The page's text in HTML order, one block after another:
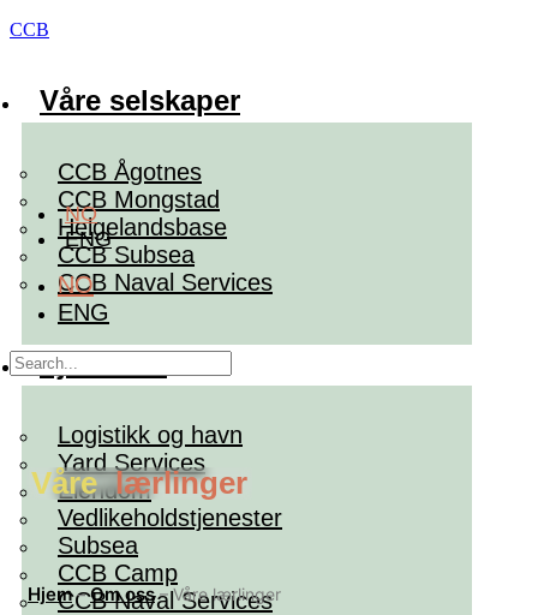
CCB
Våre selskaper
CCB Ågotnes
CCB Mongstad
Helgelandsbase
CCB Subsea
CCB Naval Services
Tjenester
Logistikk og havn
Yard Services
Eiendom
Vedlikeholdstjenester
Subsea
CCB Camp
CCB Naval Services
NO
ENG
NO
ENG
Våre lærlinger
Hjem–Om oss–Våre lærlinger